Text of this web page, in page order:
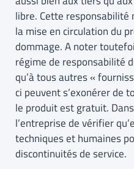
libre. Cette responsabilité
la mise en circulation du
dommage. A noter
régime de responsabilité
qu’à tous autres «
ci peuvent s’exonérer de
le produit est gratuit.
l’entreprise de vérifier
techniques et humaines
discontinuités de service.